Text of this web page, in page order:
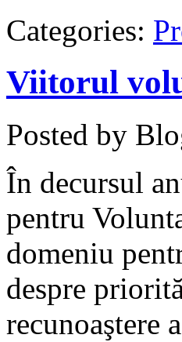
Categories:
Viitorul
Posted by
În decursul
pentru
domeniu
despre
recunoaştere